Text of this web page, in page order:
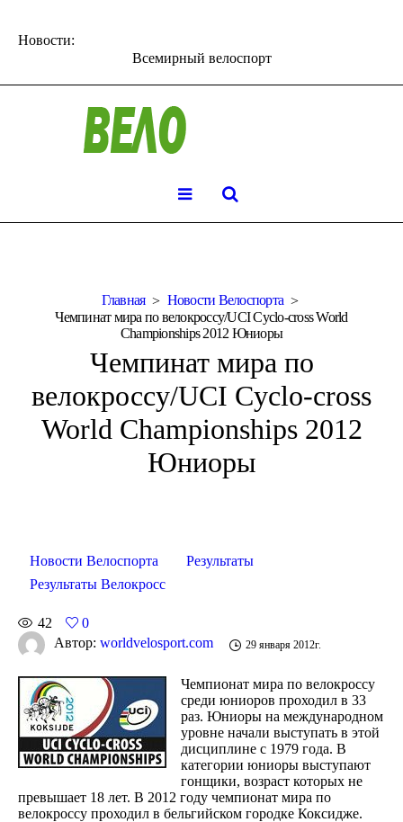
Новости:
Всемирный велоспорт
Главная
Новости Велоспорта
Чемпинат мира по велокроссу/UCI Cyclo-cross World
Championships 2012 Юниоры
Чемпинат мира по
велокроссу/UCI Cyclo-cross
World Championships 2012
Юниоры
Новости Велоспорта
Результаты
Результаты Велокросс
42
0
Автор: worldvelosport.com 29 января 2012г.
Чемпионат мира по велокроссу
среди юниоров проходил в 33
раз. Юниоры на международном
уровне начали выступать в этой
дисциплине с 1979 года. В
категории юниоры выступают
гонщики, возраст которых не
превышает 18 лет. В 2012 году чемпионат мира по
велокроссу проходил в бельгийском городке Коксидже.